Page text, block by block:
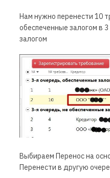
Нам нужно перенести 10
обеспеченные залогом в
залогом
Выбираем Перенос на
Перенести в другую